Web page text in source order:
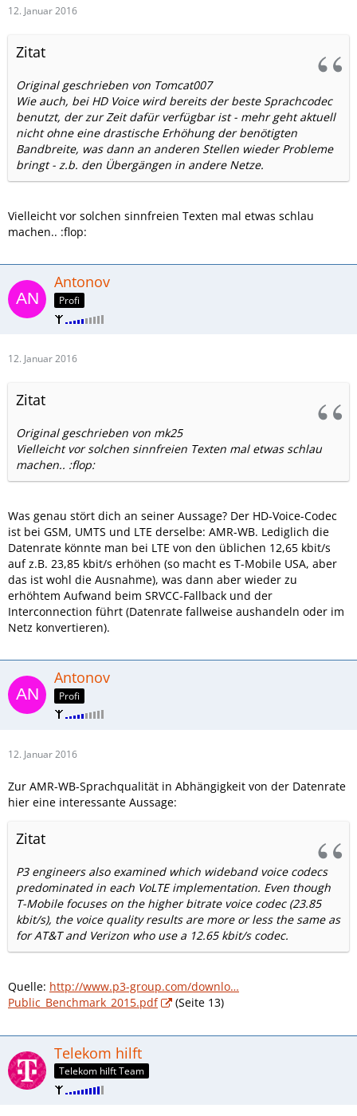
12. Januar 2016
Zitat
Original geschrieben von Tomcat007
Wie auch, bei HD Voice wird bereits der beste Sprachcodec
benutzt, der zur Zeit dafür verfügbar ist - mehr geht aktuell
nicht ohne eine drastische Erhöhung der benötigten
Bandbreite, was dann an anderen Stellen wieder Probleme
bringt - z.b. den Übergängen in andere Netze.
Vielleicht vor solchen sinnfreien Texten mal etwas schlau
machen.. :flop:
Antonov
Profi
12. Januar 2016
Zitat
Original geschrieben von mk25
Vielleicht vor solchen sinnfreien Texten mal etwas schlau
machen.. :flop:
Was genau stört dich an seiner Aussage? Der HD-Voice-Codec
ist bei GSM, UMTS und LTE derselbe: AMR-WB. Lediglich die
Datenrate könnte man bei LTE von den üblichen 12,65 kbit/s
auf z.B. 23,85 kbit/s erhöhen (so macht es T-Mobile USA, aber
das ist wohl die Ausnahme), was dann aber wieder zu
erhöhtem Aufwand beim SRVCC-Fallback und der
Interconnection führt (Datenrate fallweise aushandeln oder im
Netz konvertieren).
Antonov
Profi
12. Januar 2016
Zur AMR-WB-Sprachqualität in Abhängigkeit von der Datenrate
hier eine interessante Aussage:
Zitat
P3 engineers also examined which wideband voice codecs
predominated in each VoLTE implementation. Even though
T-Mobile focuses on the higher bitrate voice codec (23.85
kbit/s), the voice quality results are more or less the same as
for AT&T and Verizon who use a 12.65 kbit/s codec.
Quelle: http://www.p3-group.com/downlo…
Public_Benchmark_2015.pdf
(Seite 13)
Telekom hilft
Telekom hilft Team